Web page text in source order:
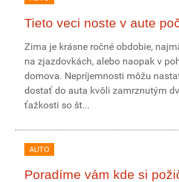
Tieto veci noste v aute
Zima je krásne ročné obdobie,
na zjazdovkách, alebo naopak v
domova. Nepríjemnosti môžu
dostať do auta kvôli zamrznutým
ťažkosti so št...
AUTO
Poradíme vám kde si